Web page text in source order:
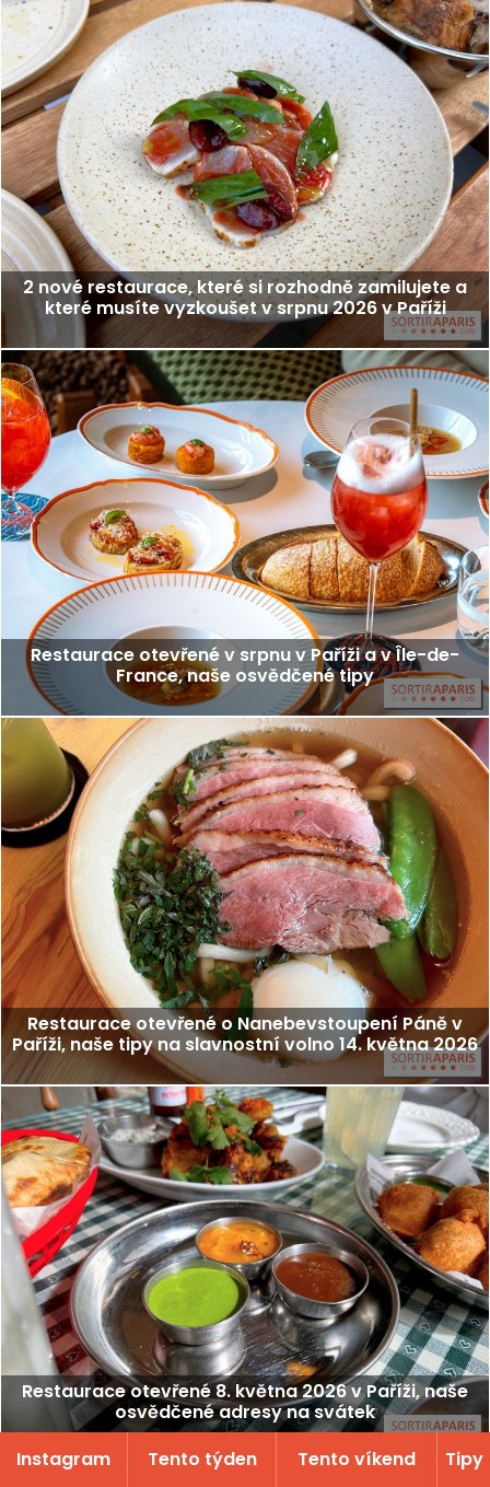
2 nové restaurace, které si rozhodně zamilujete a
které musíte vyzkoušet v srpnu 2026 v Paříži
Restaurace otevřené v srpnu v Paříži a v Île-de-
France, naše osvědčené tipy
Restaurace otevřené o Nanebevstoupení Páně v
Paříži, naše tipy na slavnostní volno 14. května 2026
Restaurace otevřené 8. května 2026 v Paříži, naše
osvědčené adresy na svátek
Všichni průvodci : Kde se najíst? >
Instagram Tento týden Tento víkend Tipy